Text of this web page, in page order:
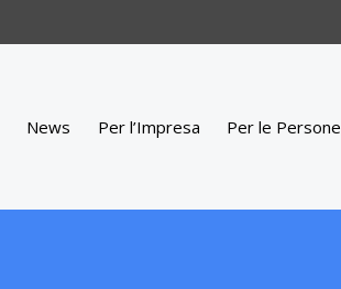
News Per l’Impresa Per le Persone